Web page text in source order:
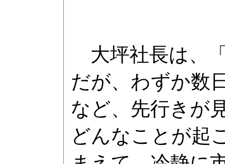
大坪社長は、
だが、わずか数
など、先行きが
どんなことが起